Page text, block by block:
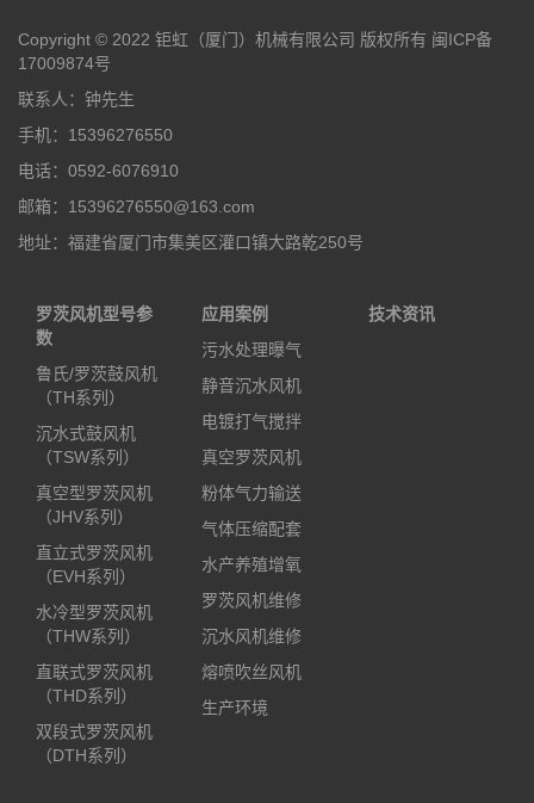
Copyright © 2022 钜虹（厦门）机械有限公司 版权所有 闽ICP备
17009874号
联系人：钟先生
手机：15396276550
电话：0592-6076910
邮箱：15396276550@163.com
地址：福建省厦门市集美区灌口镇大路乾250号
罗茨风机型号参
数
鲁氏/罗茨鼓风机
（TH系列）
沉水式鼓风机
（TSW系列）
真空型罗茨风机
（JHV系列）
直立式罗茨风机
（EVH系列）
水冷型罗茨风机
（THW系列）
直联式罗茨风机
（THD系列）
双段式罗茨风机
（DTH系列）
应用案例
污水处理曝气
静音沉水风机
电镀打气搅拌
真空罗茨风机
粉体气力输送
气体压缩配套
水产养殖增氧
罗茨风机维修
沉水风机维修
熔喷吹丝风机
生产环境
技术资讯